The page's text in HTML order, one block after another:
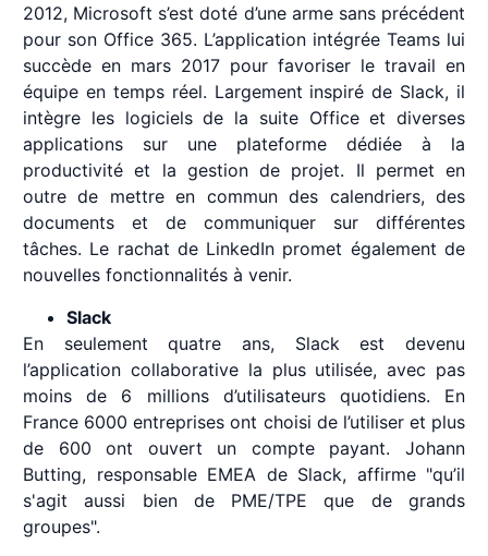
2012, Microsoft s’est doté d’une arme sans précédent
pour son Office 365. L’application intégrée Teams lui
succède en mars 2017 pour favoriser le travail en
équipe en temps réel. Largement inspiré de Slack, il
intègre les logiciels de la suite Office et diverses
applications sur une plateforme dédiée à la
productivité et la gestion de projet. Il permet en
outre de mettre en commun des calendriers, des
documents et de communiquer sur différentes
tâches. Le rachat de LinkedIn promet également de
nouvelles fonctionnalités à venir.
Slack
En seulement quatre ans, Slack est devenu
l’application collaborative la plus utilisée, avec pas
moins de 6 millions d’utilisateurs quotidiens. En
France 6000 entreprises ont choisi de l’utiliser et plus
de 600 ont ouvert un compte payant. Johann
Butting, responsable EMEA de Slack, affirme "qu’il
s'agit aussi bien de PME/TPE que de grands
groupes".